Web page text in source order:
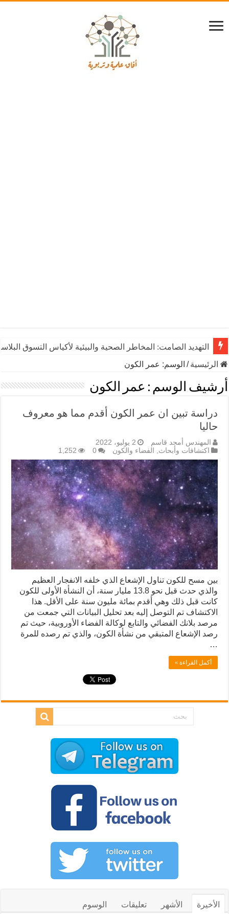
التهديد الصامت: المخاطر الصحية والبيئية لأكياس التسوق
الرئيسية/ الوسم: عمر الكون
أرشيف الوسم : عمر الكون
دراسة تبين ان عمر الكون أقدم مما هو معروف
حاليا
المهندس أمجد قاسم
2 يوليو، 2022
اكتشافات وأبحاث, الفضاء والكون 0
1,252
بين مسح للكون تناول الإشعاع الذي خلفه الانفجار العظيم
والذي حدث قبل نحو 13.8 مليار سنة، أن النشأة الأولى للكون
كانت قبل ذلك وهي أقدم بمائة مليون سنة على الأقل. هذا
الاكتشاف تم التوصل إليه بعد تحليل البيانات التي جمعت من
مرصد بلانك الفضائي والتابع لوكالة الفضاء الأوروبية، حيث تم
رصد الإشعاع المتبقي من نشأة الكون، والذي تم رصده للمرة
…
أكمل القراءة »
الأخيرة الأشهر تعليقات الوسوم